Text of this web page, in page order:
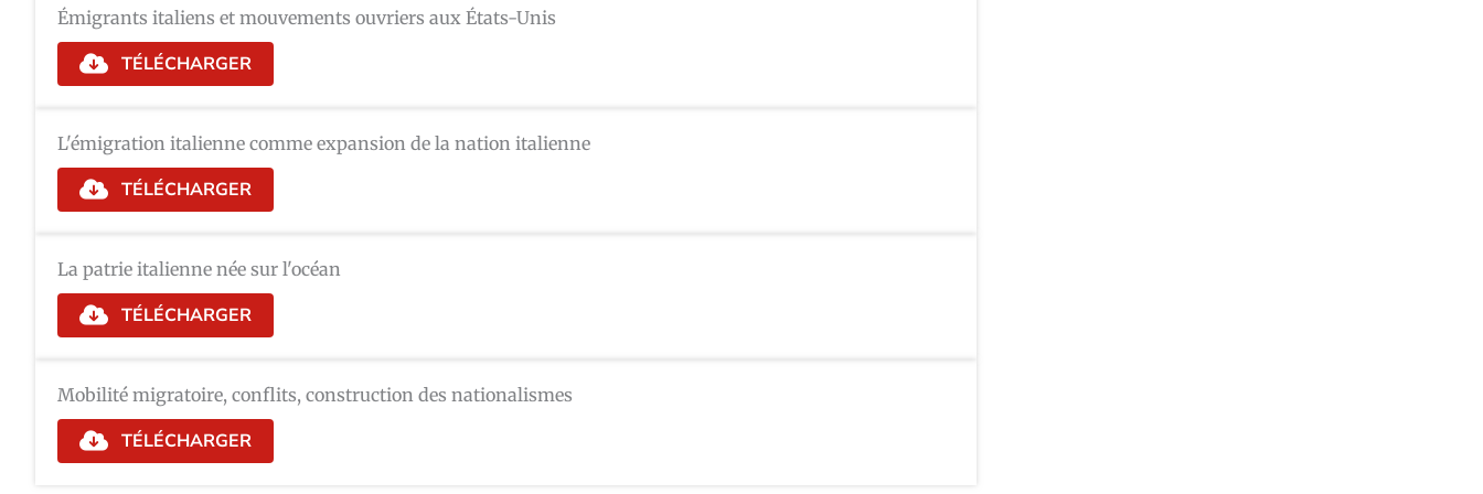
Émigrants italiens et mouvements ouvriers aux États-Unis
TÉLÉCHARGER
L'émigration italienne comme expansion de la nation italienne
TÉLÉCHARGER
La patrie italienne née sur l'océan
TÉLÉCHARGER
Mobilité migratoire, conflits, construction des nationalismes
TÉLÉCHARGER